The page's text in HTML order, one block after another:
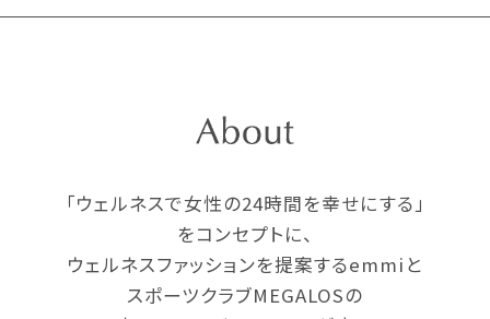
「ウェルネスで女性の24時間を幸せにする」
をコンセプトに、
ウェルネスファッションを提案するemmiと
スポーツクラブMEGALOSの